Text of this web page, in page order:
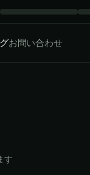
お問い合わせ
す